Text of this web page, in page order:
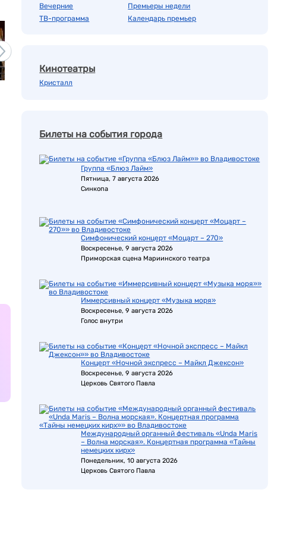
Вечерние
ТВ-программа
Премьеры недели
Календарь премьер
Кинотеатры
Кристалл
Билеты на события города
Группа «Блюз Лайм»
Пятница, 7 августа 2026
Синкопа
Симфонический концерт «Моцарт – 270»
Воскресенье, 9 августа 2026
Приморская сцена Мариинского театра
Иммерсивный концерт «Музыка моря»
Воскресенье, 9 августа 2026
Голос внутри
Концерт «Ночной экспресс – Майкл Джексон»
Воскресенье, 9 августа 2026
Церковь Святого Павла
Международный органный фестиваль «Unda Maris
– Волна морская». Концертная программа «Тайны
немецких кирх»
Понедельник, 10 августа 2026
Церковь Святого Павла